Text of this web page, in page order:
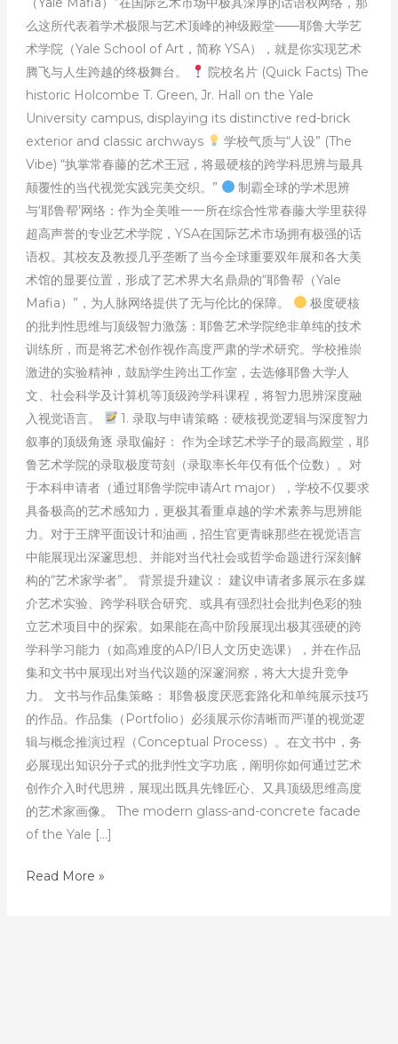
么这所代表着学术极限与艺术顶峰的神级殿堂——耶鲁大学艺
术学院（Yale School of Art，简称 YSA），就是你实现艺术
腾飞与人生跨越的终极舞台。
院校名片 (Quick Facts) The
historic Holcombe T. Green, Jr. Hall on the Yale
University campus, displaying its distinctive red-brick
exterior and classic archways
学校气质与“人设” (The
Vibe) “执掌常春藤的艺术王冠，将最硬核的跨学科思辨与最具
颠覆性的当代视觉实践完美交织。”
制霸全球的学术思辨
与‘耶鲁帮’网络：作为全美唯一一所在综合性常春藤大学里获得
超高声誉的专业艺术学院，YSA在国际艺术市场拥有极强的话
语权。其校友及教授几乎垄断了当今全球重要双年展和各大美
术馆的显要位置，形成了艺术界大名鼎鼎的“耶鲁帮（Yale
Mafia）”，为人脉网络提供了无与伦比的保障。
极度硬核
的批判性思维与顶级智力激荡：耶鲁艺术学院绝非单纯的技术
训练所，而是将艺术创作视作高度严肃的学术研究。学校推崇
激进的实验精神，鼓励学生跨出工作室，去选修耶鲁大学人
文、社会科学及计算机等顶级跨学科课程，将智力思辨深度融
入视觉语言。
1. 录取与申请策略：硬核视觉逻辑与深度智力
叙事的顶级角逐 录取偏好： 作为全球艺术学子的最高殿堂，耶
鲁艺术学院的录取极度苛刻（录取率长年仅有低个位数）。对
于本科申请者（通过耶鲁学院申请Art major），学校不仅要求
具备极高的艺术感知力，更极其看重卓越的学术素养与思辨能
力。对于王牌平面设计和油画，招生官更青睐那些在视觉语言
中能展现出深邃思想、并能对当代社会或哲学命题进行深刻解
构的“艺术家学者”。 背景提升建议： 建议申请者多展示在多媒
介艺术实验、跨学科联合研究、或具有强烈社会批判色彩的独
立艺术项目中的探索。如果能在高中阶段展现出极其强硬的跨
学科学习能力（如高难度的AP/IB人文历史选课），并在作品
集和文书中展现出对当代议题的深邃洞察，将大大提升竞争
力。 文书与作品集策略： 耶鲁极度厌恶套路化和单纯展示技巧
的作品。作品集（Portfolio）必须展示你清晰而严谨的视觉逻
辑与概念推演过程（Conceptual Process）。在文书中，务
必展现出知识分子式的批判性文字功底，阐明你如何通过艺术
创作介入时代思辨，展现出既具先锋匠心、又具顶级思维高度
的艺术家画像。 The modern glass-and-concrete facade
of the Yale […]
发
Read More »